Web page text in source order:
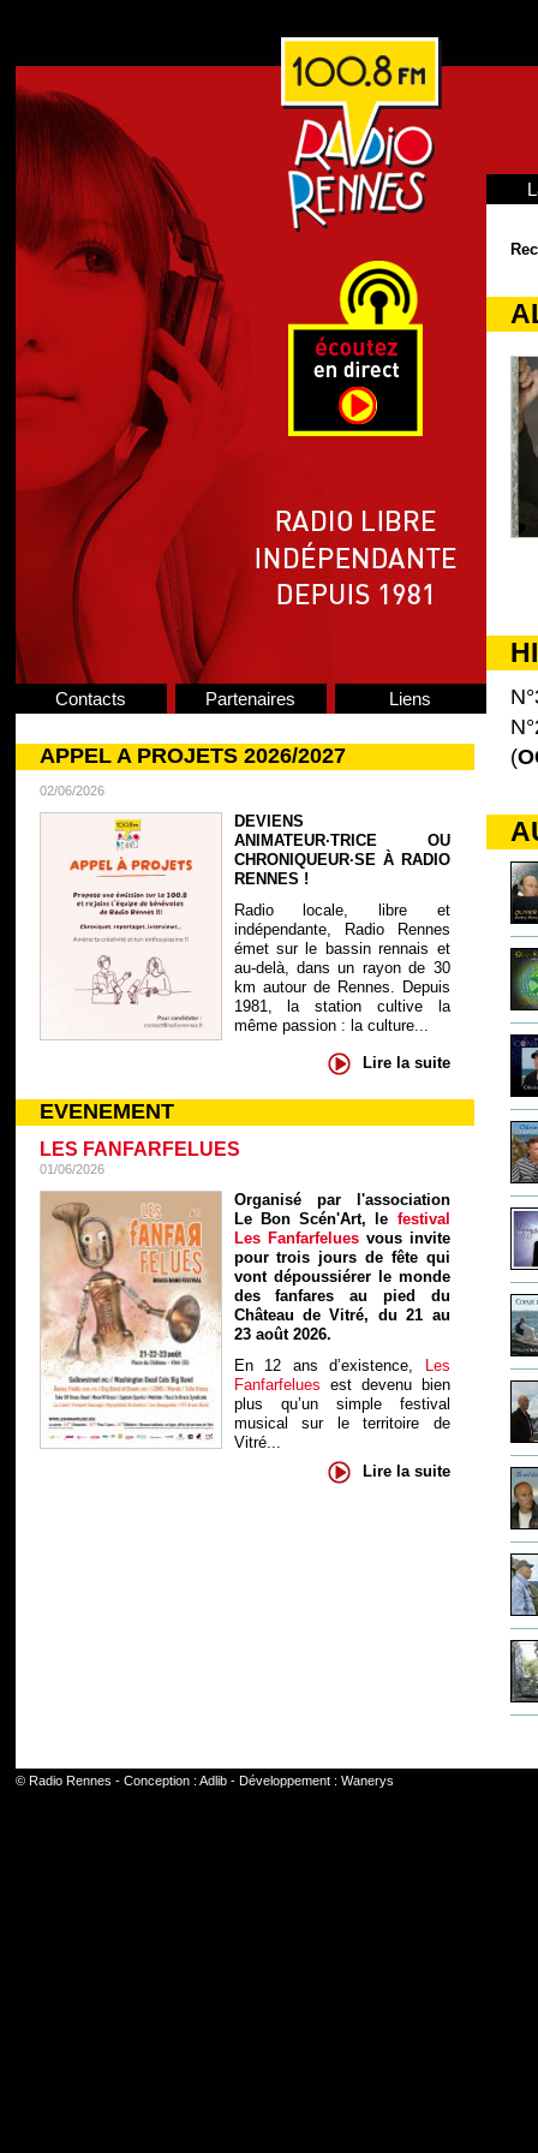
Contacts Partenaires Liens
APPEL A PROJETS 2026/2027
02/06/2026
DEVIENS
ANIMATEUR·TRICE OU
CHRONIQUEUR·SE À RADIO
RENNES !
Radio locale, libre et
indépendante, Radio Rennes
émet sur le bassin rennais et
au-delà, dans un rayon de 30
km autour de Rennes. Depuis
1981, la station cultive la
même passion : la culture...
Lire la suite
EVENEMENT
LES FANFARFELUES
01/06/2026
Organisé par l'association
Le Bon Scén'Art, le festival
Les Fanfarfelues vous invite
pour trois jours de fête qui
vont dépoussiérer le monde
des fanfares au pied du
Château de Vitré, du 21 au
23 août 2026.
En 12 ans d’existence, Les
Fanfarfelues est devenu bien
plus qu’un simple festival
musical sur le territoire de
Vitré...
Lire la suite
(
© Radio Rennes - Conception : Adlib- Développement : Wanerys